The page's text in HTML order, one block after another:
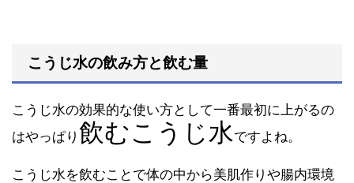
こうじ水の飲み方と飲む量
こうじ水の効果的な使い方として一番最初に上がるの
はやっぱり 飲むこうじ水ですよね。
こうじ水を飲むことで体の中から美肌作りや腸内環境